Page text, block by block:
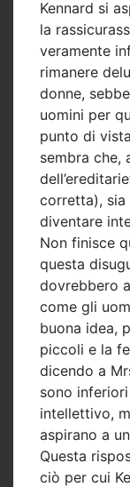
Kennard si
la
veramente
rimanere
donne,
uomini per
punto di
sembra che,
corretta),
diventare
Non finisce
questa
dovrebbero
come gli
buona idea,
piccoli e la
dicendo a
sono
intellettivo,
aspirano a
Questa
ciò per cui